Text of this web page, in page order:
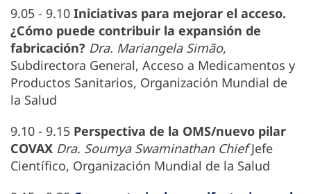
9.05 - 9.10 Iniciativas para mejorar el acceso.
¿Cómo puede contribuir la expansión de
fabricación? Dra. Mariangela Simão,
Subdirectora General, Acceso a Medicamentos y
Productos Sanitarios, Organización Mundial de
la Salud
9.10 - 9.15 Perspectiva de la OMS/nuevo pilar
COVAX Dra. Soumya Swaminathan ChiefJefe
Científico, Organización Mundial de la Salud